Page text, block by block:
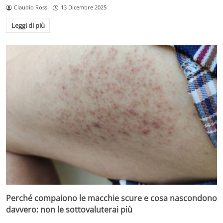
Claudio Rossi 13 Dicembre 2025
Leggi di più
Perché compaiono le macchie scure e cosa nascondono
davvero: non le sottovaluterai più